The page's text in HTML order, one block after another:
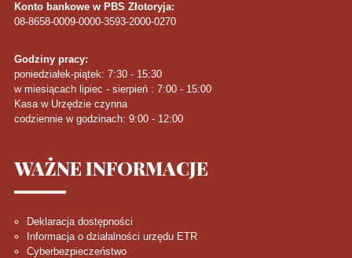
Konto bankowe w PBS Złotoryja:
08-8658-0009-0000-3593-2000-0270
Godziny pracy:
poniedziałek-piątek: 7:30 - 15:30
w miesiącach lipiec - sierpień : 7:00 - 15:00
Kasa w Urzędzie czynna
codziennie w godzinach: 9:00 - 12:00
WAŻNEINFORMACJE
Deklaracja dostępności
Informacja o działalności urzędu ETR
Cyberbezpieczeństwo